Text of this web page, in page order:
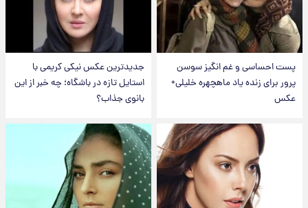
پست احساسی و غم انگیز سوسن
پرور برای زنده یاد ماهچهره خلیلی+
عکس
جدیدترین عکس نیکی کریمی با
استایل تازه در باشگاه؛ چه خبر از این
بانوی جذاب؟